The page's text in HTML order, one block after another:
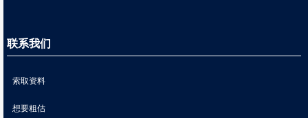
联系我们
索取资料
想要粗估